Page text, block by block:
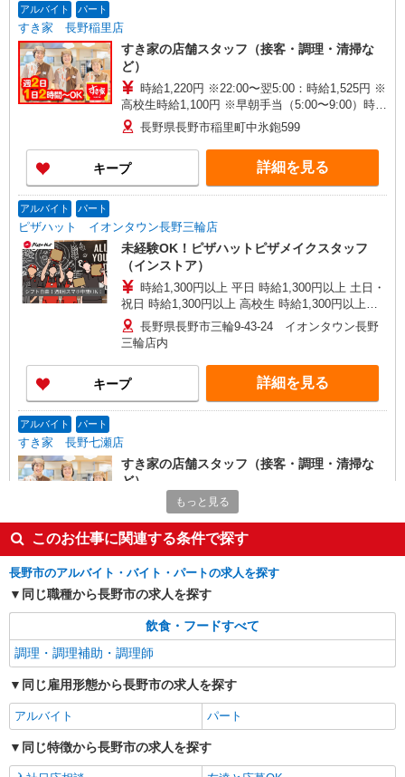
アルバイト パート
すき家 長野稲里店
すき家の店舗スタッフ（接客・調理・清掃な
ど）
時給1,220円 ※22:00〜翌5:00：時給1,525円 ※
高校生時給1,100円 ※早朝手当（5:00〜9:00）時給
＋150円
長野県長野市稲里町中氷鉋599
キープ 詳細を見る
アルバイト パート
ピザハット イオンタウン長野三輪店
未経験OK！ピザハットピザメイクスタッフ
（インストア）
時給1,300円以上 平日 時給1,300円以上 土日・
祝日 時給1,300円以上 高校生 時給1,300円以上
※2026年10月1日より通常時給に戻ります。詳細
はご面接時にご確認ください。
長野県長野市三輪9-43-24 イオンタウン長野
三輪店内
キープ 詳細を見る
アルバイト パート
すき家 長野七瀬店
すき家の店舗スタッフ（接客・調理・清掃な
ど）
時給1,200円 ※22:00〜翌5:00：時給1,500円 ※
高校生時給1,100円 ※早朝手当（5:00〜9:00）時給
＋150円長野県長野市鶴賀（七瀬南部）320-1
キープ 詳細を見る
ビッグボーイ 西尾張部店
キッチン（フード）スタッフ
時給1200円 ※22:00以降は時給1500円 ※高校
生時給1150円 ※高校生は学校からの許可が必要な
場合、通学中の学校からの許可証が必要となりま
す。
長野県長野市西尾張部185-3
キープ 詳細を見る
もっと見る
このお仕事に関連する条件で探す
長野市のアルバイト・バイト・パートの求人を探す
同じ職種から長野市の求人を探す
飲食・フードすべて
調理・調理補助・調理師
同じ雇用形態から長野市の求人を探す
アルバイト パート
同じ特徴から長野市の求人を探す